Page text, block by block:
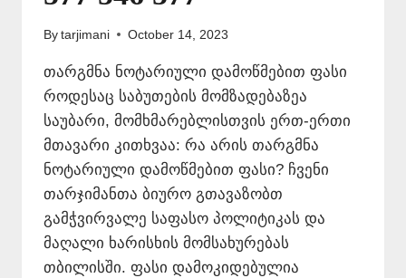
By tarjimani October 14, 2023
თარგმნა ნოტარიული დამოწმებით ფასი
როდესაც საბუთების მომზადებაზეა
საუბარი, მომხმარებლისთვის ერთ-ერთი
მთავარი კითხვაა: რა არის თარგმნა
ნოტარიული დამოწმებით ფასი? ჩვენი
თარჯიმანთა ბიურო გთავაზობთ
გამჭვირვალე საფასო პოლიტიკას და
მაღალი ხარისხის მომსახურებას
თბილისში. ფასი დამოკიდებულია